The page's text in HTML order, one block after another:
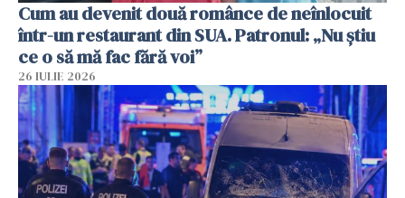
Cum au devenit două românce de neînlocuit
într-un restaurant din SUA. Patronul: „Nu știu
ce o să mă fac fără voi”
26 IULIE 2026